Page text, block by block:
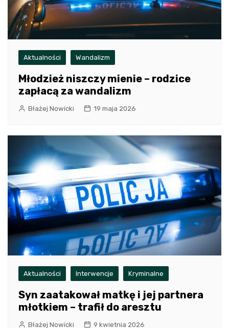
Aktualności Wandalizm
Młodzież niszczy mienie – rodzice
zapłacą za wandalizm
Błażej Nowicki 19 maja 2026
Aktualności Interwencje Kryminalne
Syn zaatakował matkę i jej partnera
młotkiem – trafił do aresztu
Błażej Nowicki 9 kwietnia 2026